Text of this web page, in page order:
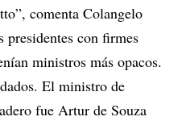
comenta Colangelo
presidentes con firmes
ministros más opacos.
El ministro de
fue Artur de Souza